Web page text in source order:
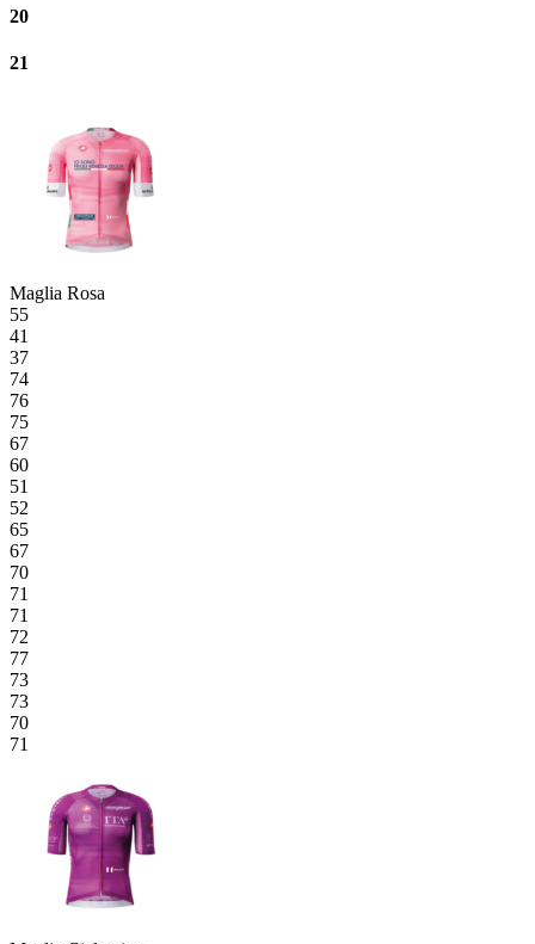
20
21
Maglia Rosa
55
41
37
74
76
75
67
60
51
52
65
67
70
71
71
72
77
73
73
70
71